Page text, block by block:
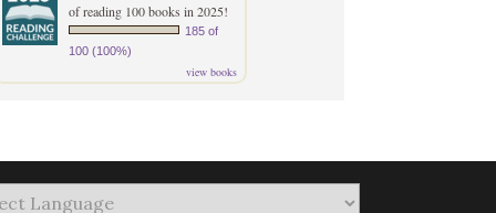
of reading 100 books in 2025!
185 of
100 (100%)
view books